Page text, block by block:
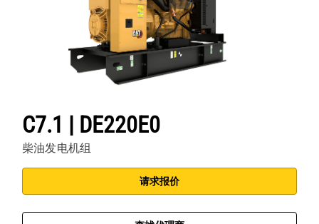
C7.1 | DE220E0
柴油发电机组
请求报价